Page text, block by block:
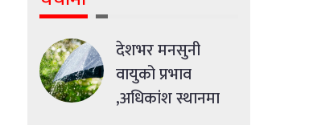
देशभर मनसुनी
वायुको प्रभाव
,अधिकांश स्थानमा